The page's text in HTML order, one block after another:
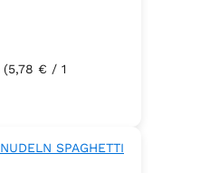
(5,78 € / 1